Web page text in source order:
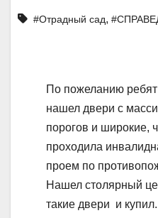
#Отрадный сад,
По пожеланию
нашел двери с
порогов и широкие,
проходила
проем по
Нашел столярный
такие двери и